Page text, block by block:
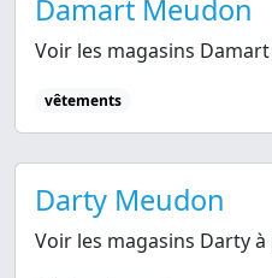
Damart Meudon
Voir les magasins
vêtements
Darty Meudon
Voir les magasins Darty